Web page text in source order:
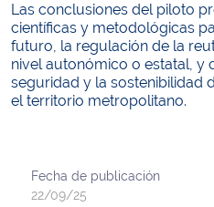
Las conclusiones del piloto
científicas y metodológicas
futuro, la regulación de la
nivel autonómico o estatal, y
seguridad y la sostenibilidad
el territorio metropolitano.
Fecha de publicación
22/09/25